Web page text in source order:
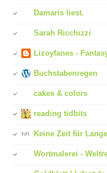
Damaris liest.
Sarah Ricchizzi
Lizoyfanes -
Buchstabenregen
cakes & colors
reading tidbits
Keine Zeit für
Wortmalerei -